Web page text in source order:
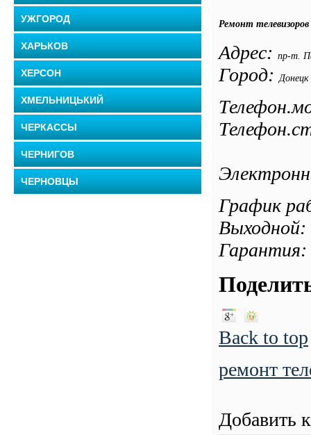
УЖГОРОД
ХАРЬКОВ
ХЕРСОН
ХМЕЛЬНИЦЬКИЙ
ЧЕРКАССЫ
ЧЕРНИГОВ
ЧЕРНОВЦЫ
Ремонт
Адрес: пр-т.
Город: Донецк
График
Выходной:
Гарантия:
Back to top
ремонт
Добавить